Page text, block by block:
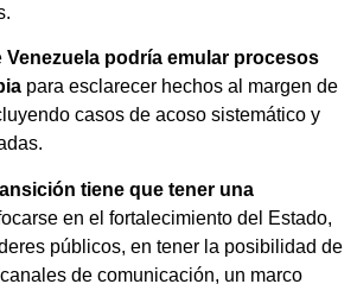
Venezuela podría emular procesos
para esclarecer hechos al margen de
casos de acoso sistemático y
tiene que tener una
en el fortalecimiento del Estado,
públicos, en tener la posibilidad de
de comunicación, un marco